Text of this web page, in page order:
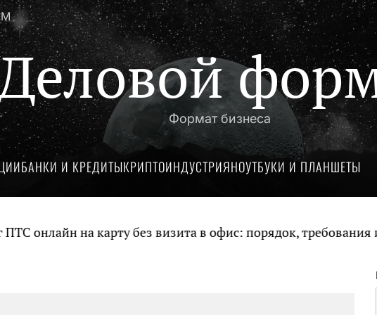
Формат бизнеса
БАНКИ И КРЕДИТЫКРИПТОИНДУСТРИЯНОУТБУКИ И ПЛАНШЕТЫ
онлайн на карту без визита в офис: порядок, требования и